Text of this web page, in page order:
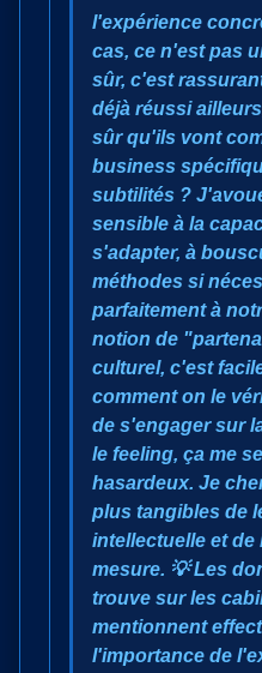
l'expérience
cas, ce n'est pas
sûr, c'est
déjà réussi
sûr qu'ils vont
business
subtilités ?
sensible à la
s'adapter, à
méthodes si
parfaitement à
notion de
culturel, c'est
comment on le
de s'engager sur
le feeling, ça me
hasardeux. Je
plus tangibles de
intellectuelle et
mesure. 💡 Les
trouve sur les
mentionnent
l'importance de